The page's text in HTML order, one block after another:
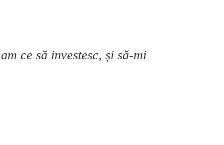
ce să investesc, și să-mi